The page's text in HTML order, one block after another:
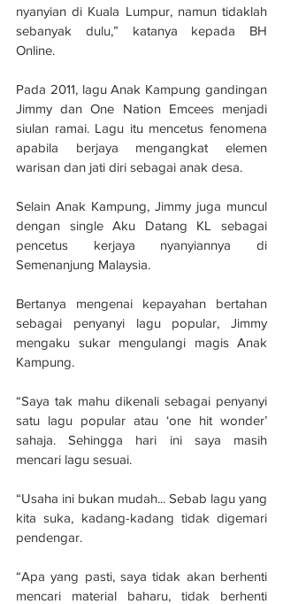
nyanyian di Kuala Lumpur, namun tidaklah
sebanyak dulu,” katanya kepada BH
Online.
Pada 2011, lagu Anak Kampung gandingan
Jimmy dan One Nation Emcees menjadi
siulan ramai. Lagu itu mencetus fenomena
apabila berjaya mengangkat elemen
warisan dan jati diri sebagai anak desa.
Selain Anak Kampung, Jimmy juga muncul
dengan single Aku Datang KL sebagai
pencetus kerjaya nyanyiannya di
Semenanjung Malaysia.
Bertanya mengenai kepayahan bertahan
sebagai penyanyi lagu popular, Jimmy
mengaku sukar mengulangi magis Anak
Kampung.
“Saya tak mahu dikenali sebagai penyanyi
satu lagu popular atau ‘one hit wonder’
sahaja. Sehingga hari ini saya masih
mencari lagu sesuai.
“Usaha ini bukan mudah... Sebab lagu yang
kita suka, kadang-kadang tidak digemari
pendengar.
“Apa yang pasti, saya tidak akan berhenti
mencari material baharu, tidak berhenti